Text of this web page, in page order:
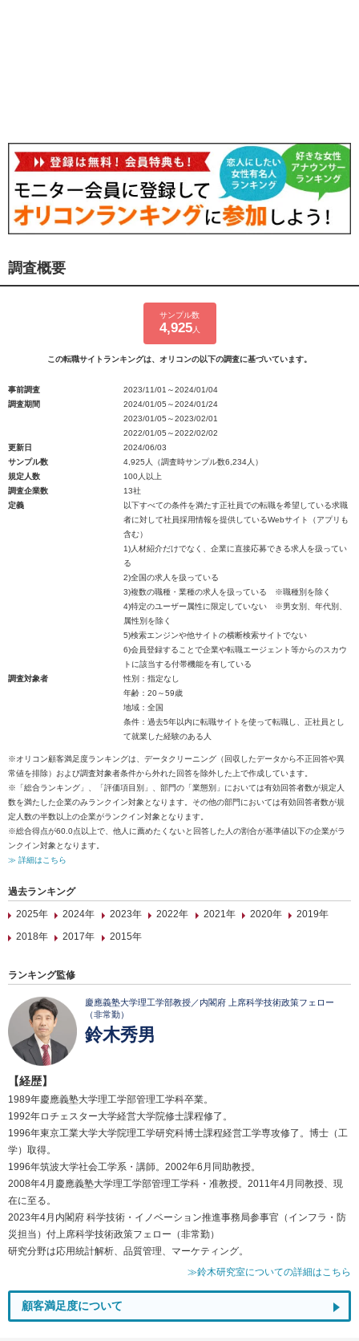
調査概要
サンプル数
4,925人
この転職サイトランキングは、オリコンの以下の調査に基づいています。
事前調査
2023/11/01～2024/01/04
調査期間
2024/01/05～2024/01/24
2023/01/05～2023/02/01
2022/01/05～2022/02/02
更新日
2024/06/03
サンプル数
4,925人（調査時サンプル数6,234人）
規定人数
100人以上
調査企業数
13社
定義
以下すべての条件を満たす正社員での転職を希望している求職
者に対して社員採用情報を提供しているWebサイト（アプリも
含む）
1)人材紹介だけでなく、企業に直接応募できる求人を扱ってい
る
2)全国の求人を扱っている
3)複数の職種・業種の求人を扱っている ※職種別を除く
4)特定のユーザー属性に限定していない ※男女別、年代別、
属性別を除く
5)検索エンジンや他サイトの横断検索サイトでない
6)会員登録することで企業や転職エージェント等からのスカウ
トに該当する付帯機能を有している
調査対象者
性別：指定なし
年齢：20～59歳
地域：全国
条件：過去5年以内に転職サイトを使って転職し、正社員とし
て就業した経験のある人
※オリコン顧客満足度ランキングは、データクリーニング（回収したデータから不正回答や異
常値を排除）および調査対象者条件から外れた回答を除外した上で作成しています。
※「総合ランキング」、「評価項目別」、部門の「業態別」においては有効回答者数が規定人
数を満たした企業のみランクイン対象となります。その他の部門においては有効回答者数が規
定人数の半数以上の企業がランクイン対象となります。
※総合得点が60.0点以上で、他人に薦めたくないと回答した人の割合が基準値以下の企業がラ
ンクイン対象となります。
≫ 詳細はこちら
過去ランキング
2025年
2024年 2023年 2022年 2021年 2020年
2019年
2018年
2017年 2015年
ランキング監修
慶應義塾大学理工学部教授／内閣府 上席科学技術政策フェロー
（非常勤）
鈴木秀男
【経歴】
1989年慶應義塾大学理工学部管理工学科卒業。
1992年ロチェスター大学経営大学院修士課程修了。
1996年東京工業大学大学院理工学研究科博士課程経営工学専攻修了。博士（工
学）取得。
1996年筑波大学社会工学系・講師。2002年6月同助教授。
2008年4月慶應義塾大学理工学部管理工学科・准教授。2011年4月同教授、現
在に至る。
2023年4月内閣府 科学技術・イノベーション推進事務局参事官（インフラ・防
災担当）付上席科学技術政策フェロー（非常勤）
研究分野は応用統計解析、品質管理、マーケティング。
≫鈴木研究室についての詳細はこちら
顧客満足度について